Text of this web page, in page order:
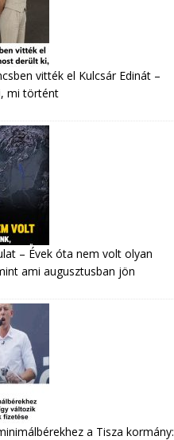
vitték el Kulcsár Edinát –
mi történt
– Évek óta nem volt olyan
ami augusztusban jön
a Tisza kormány: